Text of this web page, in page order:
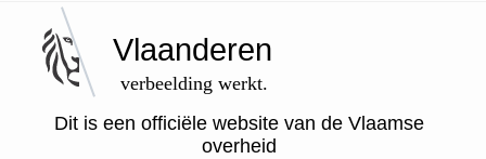
Vlaanderen
verbeelding werkt.
Dit is een officiële website van de Vlaamse
overheid